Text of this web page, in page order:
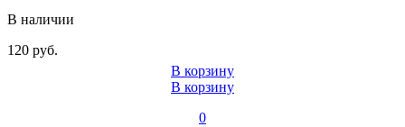
В наличии
120 руб.
В корзину
В корзину
0